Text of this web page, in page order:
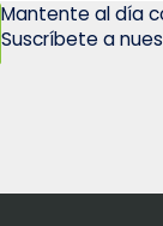
Mantente al día
Suscríbete a